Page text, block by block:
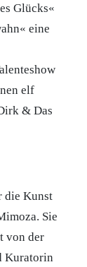
Glücks«
eine
elf
& Das
die Kunst
Sie
von der
Kuratorin